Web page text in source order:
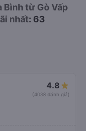
Bình từ Gò Vấp
nhất: 63
4.8
(4038 đánh giá)